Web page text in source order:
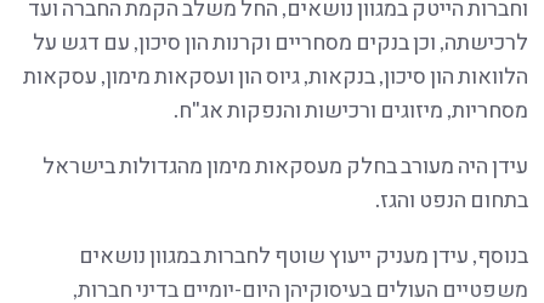
וחברות הייטק במגוון נושאים, החל משלב הקמת החברה ועד
לרכישתה, וכן בנקים מסחריים וקרנות הון סיכון, עם דגש על
הלוואות הון סיכון, בנקאות, גיוס הון ועסקאות מימון, עסקאות
מסחריות, מיזוגים ורכישות והנפקות אג"ח.
עידן היה מעורב בחלק מעסקאות מימון מהגדולות בישראל
בתחום הנפט והגז.
בנוסף, עידן מעניק ייעוץ שוטף לחברות במגוון נושאים
משפטיים העולים בעיסוקיהן היום-יומיים בדיני חברות,